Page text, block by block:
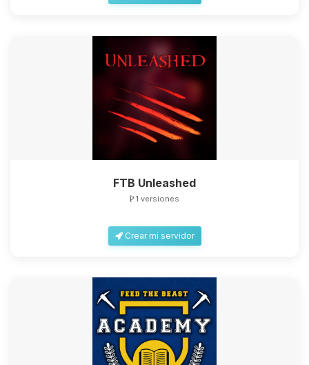
FTB Unleashed
1 versiones
Crear mi servidor